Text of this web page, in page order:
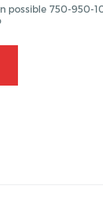
possible 750-950-